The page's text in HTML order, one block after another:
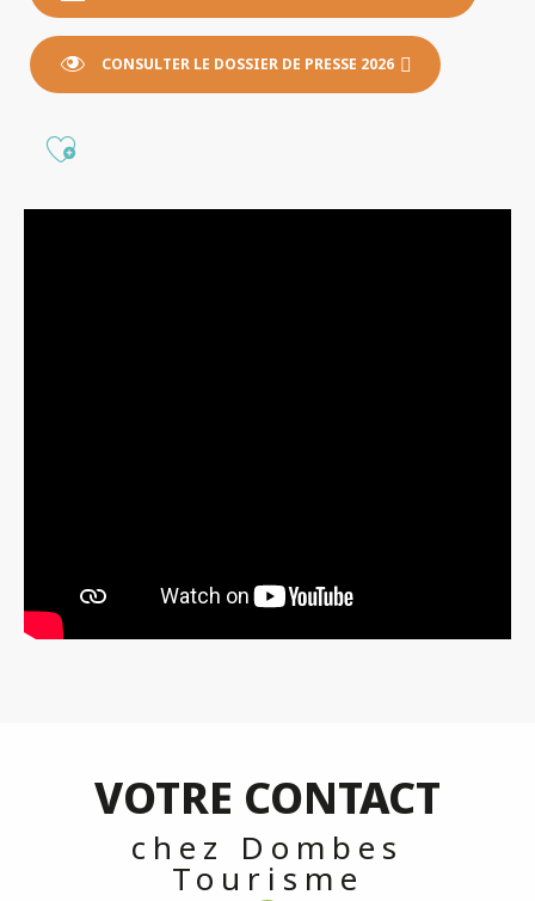
CONSULTER LE DOSSIER DE PRESSE 2026
Ajouter aux favoris
VOTRE CONTACT
chez Dombes
Tourisme